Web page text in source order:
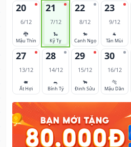
20
6/12
🐉
Mậu Thìn
21
7/12
🐍
Kỷ Tỵ
22
8/12
🐎
Canh Ngọ
23
9/12
🐐
Tân Mùi
27
13/12
🐖
Ất Hợi
28
14/12
🐀
Bính Tý
29
15/12
🐂
Đinh Sửu
30
16/12
🐅
Mậu Dần